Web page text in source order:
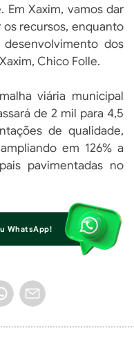
Xaxim, vamos dar
recursos, enquanto
dos
Chico Folle.
viária municipal
de 2 mil para 4,5
de qualidade,
em 126% a
pavimentadas no
WhatsApp!